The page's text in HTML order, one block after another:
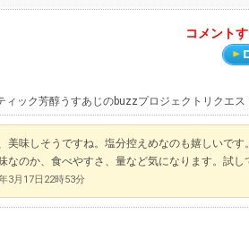
コメント
ィック芳醇うすあじのbuzzプロジェクトリクエス
美味しそうですね。塩分控えめなのも嬉しいです
なのか、食べやすさ、量など気になります。試し
3月17日22時53分